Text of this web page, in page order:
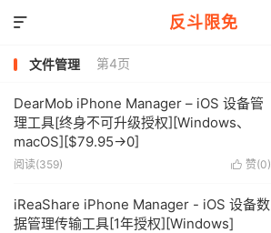
反斗限免

文件管理 第4页
DearMob iPhone Manager – iOS 设备管
理工具[终身不可升级授权][Windows、
macOS][$79.95→0]
 赞(0)
阅读(359)
iReaShare iPhone Manager - iOS 设备数
据管理传输工具[1年授权][Windows]